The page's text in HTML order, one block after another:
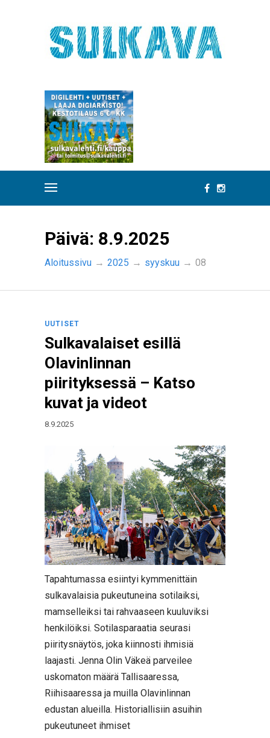
Päivä: 8.9.2025
Aloitussivu → 2025 → syyskuu → 08
UUTISET
Sulkavalaiset esillä
Olavinlinnan
piirityksessä – Katso
kuvat ja videot
8.9.2025
Tapahtumassa esiintyi kymmenittäin
sulkavalaisia pukeutuneina sotilaiksi,
mamselleiksi tai rahvaaseen kuuluviksi
henkilöiksi. Sotilasparaatia seurasi
piiritysnäytös, joka kiinnosti ihmisiä
laajasti. Jenna Olin Väkeä parveilee
uskomaton määrä Tallisaaressa,
Riihisaaressa ja muilla Olavinlinnan
edustan alueilla. Historiallisiin asuihin
pukeutuneet ihmiset